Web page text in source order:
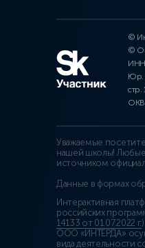
©
©
ИНН
Юр.
стр.
Уважаемые
нашей школы!
источником
Данные в формах
Интерактивная
российских
14133 от 01.07.2022 г.).
ООО «ИНТЕРДА»
вида деятельности